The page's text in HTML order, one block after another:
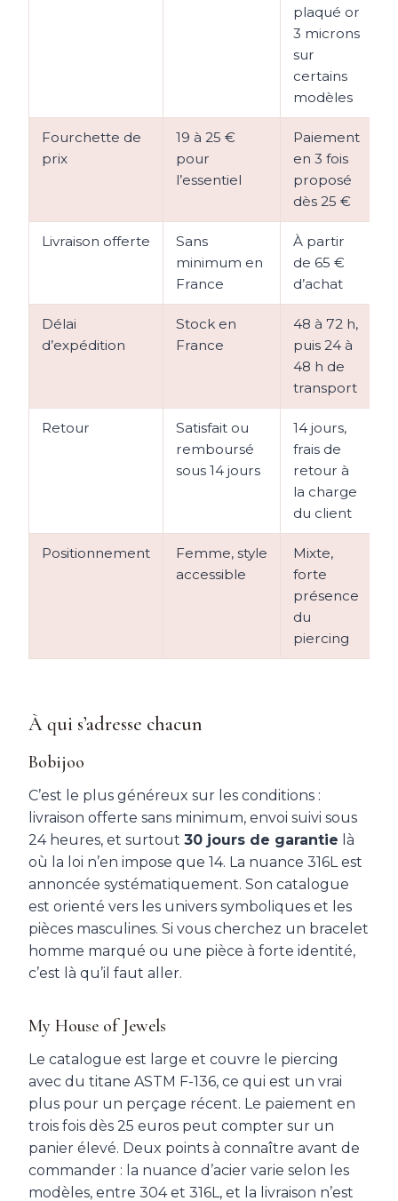
plaqué or
3 microns
sur
certains
modèles
Fourchette de
prix
19 à 25 €
pour
l’essentiel
Paiement
en 3 fois
proposé
dès 25 €
Livraison offerte
Sans
minimum en
France
À partir
de 65 €
d’achat
Délai
d’expédition
Stock en
France
48 à 72 h,
puis 24 à
48 h de
transport
Retour
Satisfait ou
remboursé
sous 14 jours
14 jours,
frais de
retour à
la charge
du client
Positionnement
Femme, style
accessible
Mixte,
forte
présence
du
piercing
À qui s’adresse chacun
Bobijoo
C’est le plus généreux sur les conditions :
livraison offerte sans minimum, envoi suivi sous
24 heures, et surtout 30 jours de garantie là
où la loi n’en impose que 14. La nuance 316L est
annoncée systématiquement. Son catalogue
est orienté vers les univers symboliques et les
pièces masculines. Si vous cherchez un bracelet
homme marqué ou une pièce à forte identité,
c’est là qu’il faut aller.
My House of Jewels
Le catalogue est large et couvre le piercing
avec du titane ASTM F-136, ce qui est un vrai
plus pour un perçage récent. Le paiement en
trois fois dès 25 euros peut compter sur un
panier élevé. Deux points à connaître avant de
commander : la nuance d’acier varie selon les
modèles, entre 304 et 316L, et la livraison n’est